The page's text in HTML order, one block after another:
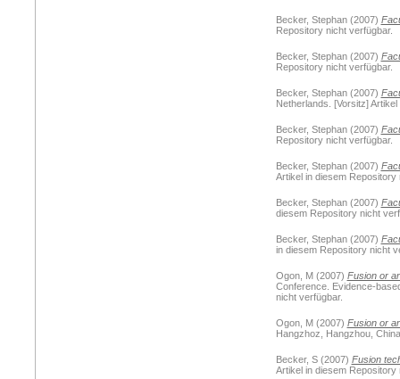
Becker, Stephan(2007)
Repository nicht verfügbar.
Becker, Stephan(2007)
Repository nicht verfügbar.
Becker, Stephan(2007)
Netherlands. [Vorsitz]
Becker, Stephan(2007)
Repository nicht verfügbar.
Becker, Stephan(2007)
Artikel in diesem Repository
Becker, Stephan(2007)
diesem Repository nicht
Becker, Stephan(2007)
in diesem Repository nicht
Ogon, M(2007) Fusion or
Conference. Evidence-
nicht verfügbar.
Ogon, M(2007) Fusion or
Hangzhoz, Hangzhou,
Becker, S(2007) Fusion
Artikel in diesem Repository